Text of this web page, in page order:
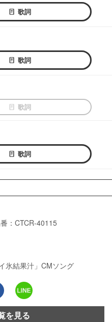
歌詞
歌詞
歌詞
歌詞
：CTCR-40115
氷結果汁」CMソング
を見る